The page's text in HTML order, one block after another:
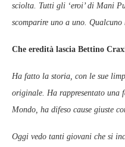
sciolta. Tutti gli ‘eroi’ di Mani
scomparire uno a uno.
Che eredità lascia Bettino
Ha fatto la storia, con le sue
originale. Ha rappresentato una
Mondo, ha difeso cause giuste
Oggi vedo tanti giovani che si